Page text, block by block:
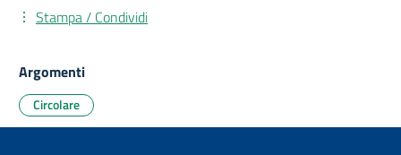
Stampa / Condividi
Argomenti
Circolare